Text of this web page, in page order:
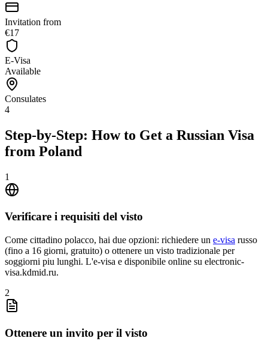
Invitation from
€17
E-Visa
Available
Consulates
4
Step-by-Step: How to Get a Russian Visa
from Poland
1
Verificare i requisiti del visto
Come cittadino polacco, hai due opzioni: richiedere un e-visa russo
(fino a 16 giorni, gratuito) o ottenere un visto tradizionale per
soggiorni piu lunghi. L'e-visa e disponibile online su electronic-
visa.kdmid.ru.
2
Ottenere un invito per il visto